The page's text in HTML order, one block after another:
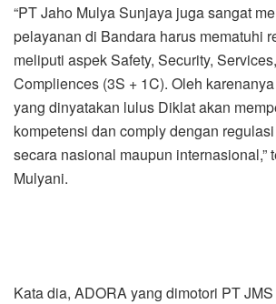
“PT Jaho Mulya Sunjaya juga sangat
pelayanan di Bandara harus mematuhi
meliputi aspek Safety, Security,
Compliences (3S + 1C). Oleh
yang dinyatakan lulus Diklat akan
kompetensi dan comply dengan
secara nasional maupun internasional,”
Mulyani.
Kata dia, ADORA yang dimotori PT